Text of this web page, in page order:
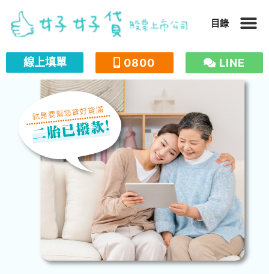
至
主
要
目錄
線上填單 0800 LINE